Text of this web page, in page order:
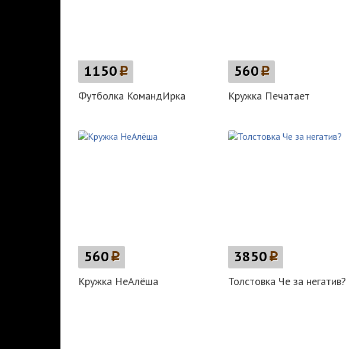
1150p
Футболка КомандИрка
560p
Кружка Печатает
560p
Кружка НеАлёша
3850p
Толстовка Че за негатив?